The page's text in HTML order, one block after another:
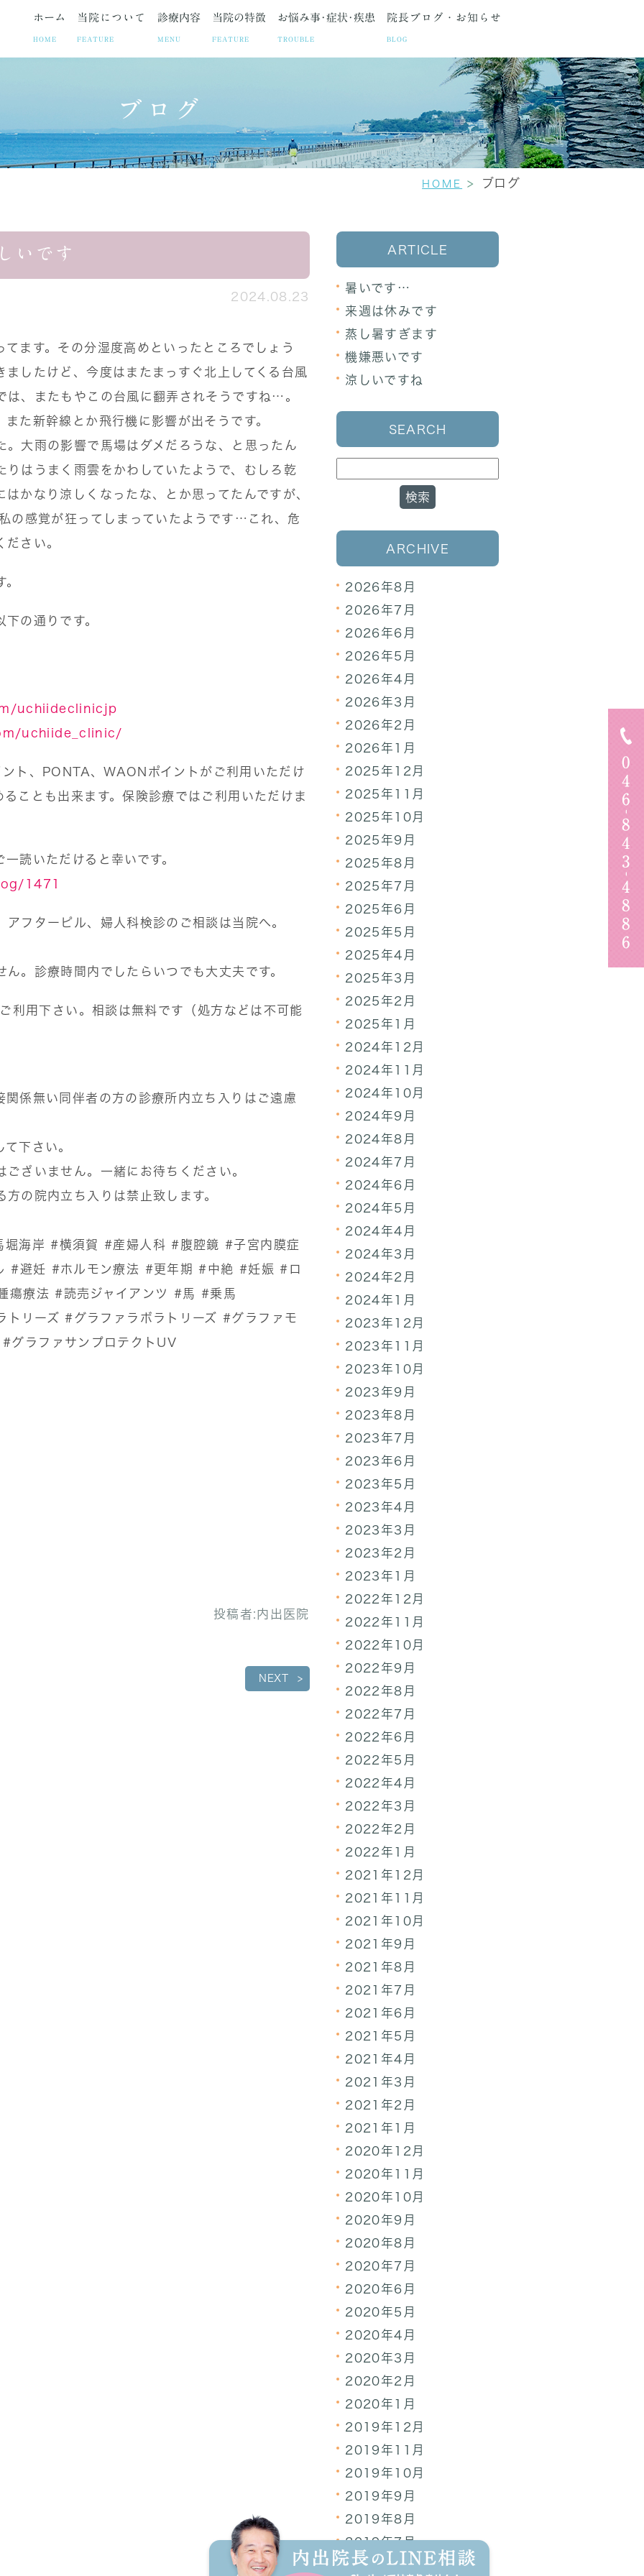
ホーム
HOME
当院について
FEATURE
院長紹介 当院の取り組み 診療時間・アクセス
診療内容
MENU
当院の特徴
FEATURE
妊娠中絶 避妊相談・ピル 不妊治療 生理痛 更年期障害
子宮筋腫 子宮内膜症 腹腔鏡手術のセカンドオピニオン
お悩み事･症状･疾患
TROUBLE
悩み事 疾患 お悩みや症状に合わせた各種検査
院長ブログ・お知らせ
BLOG
院長ブログ お知らせ
ブログ
HOME ブログ
いです
2024.08.23
ます。その分湿度高めといったところでしょう
したけど、今度はまたまっすぐ北上してくる台風
、またもやこの台風に翻弄されそうですね…。
た新幹線とか飛行機に影響が出そうです。
。大雨の影響で馬場はダメだろうな、と思ったん
はうまく雨雲をかわしていたようで、むしろ乾
かなり涼しくなったな、とか思ってたんですが、
の感覚が狂ってしまっていたようです…これ、危
さい。
の通りです。
uchiideclinicjp
uchiide_clinic/
ト、PONTA、WAONポイントがご利用いただけ
ことも出来ます。保険診療ではご利用いただけま
読いただけると幸いです。
1471
フターピル、婦人科検診のご相談は当院へ。
。診療時間内でしたらいつでも大丈夫です。
利用下さい。相談は無料です（処方などは不可能
関係無い同伴者の方の診療所内立ち入りはご遠慮
下さい。
ざいません。一緒にお待ちください。
の院内立ち入りは禁止致します。
堀海岸 #横須賀 #産婦人科 #腹腔鏡 #子宮内膜症
#避妊 #ホルモン療法 #更年期 #中絶 #妊娠 #ロ
瘍療法 #読売ジャイアンツ #馬
#乗馬
トリーズ #グラファラボラトリーズ #グラファモ
#グラファサンプロテクトUV
投稿者:内出医院
NEXT
ARTICLE
暑いです…
来週は休みです
蒸し暑すぎます
機嫌悪いです
涼しいですね
SEARCH
ARCHIVE
2026年8月
2026年7月
2026年6月
2026年5月
2026年4月
2026年3月
2026年2月
2026年1月
2025年12月
2025年11月
2025年10月
2025年9月
2025年8月
2025年7月
2025年6月
2025年5月
2025年4月
2025年3月
2025年2月
2025年1月
2024年12月
2024年11月
2024年10月
2024年9月
2024年8月
2024年7月
2024年6月
2024年5月
2024年4月
2024年3月
2024年2月
2024年1月
2023年12月
2023年11月
2023年10月
2023年9月
2023年8月
2023年7月
2023年6月
2023年5月
2023年4月
2023年3月
2023年2月
2023年1月
2022年12月
2022年11月
2022年10月
2022年9月
2022年8月
2022年7月
2022年6月
2022年5月
2022年4月
2022年3月
2022年2月
2022年1月
2021年12月
2021年11月
2021年10月
2021年9月
2021年8月
2021年7月
2021年6月
2021年5月
2021年4月
2021年3月
2021年2月
2021年1月
2020年12月
2020年11月
2020年10月
2020年9月
2020年8月
2020年7月
2020年6月
2020年5月
2020年4月
2020年3月
2020年2月
2020年1月
2019年12月
2019年11月
2019年10月
2019年9月
2019年8月
2019年7月
2019年6月